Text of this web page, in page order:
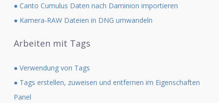
● Canto Cumulus Daten nach Daminion importieren
● Kamera-RAW Dateien in DNG umwandeln
Arbeiten mit Tags
● Verwendung von Tags
● Tags erstellen, zuweisen und entfernen im Eigenschaften
Panel